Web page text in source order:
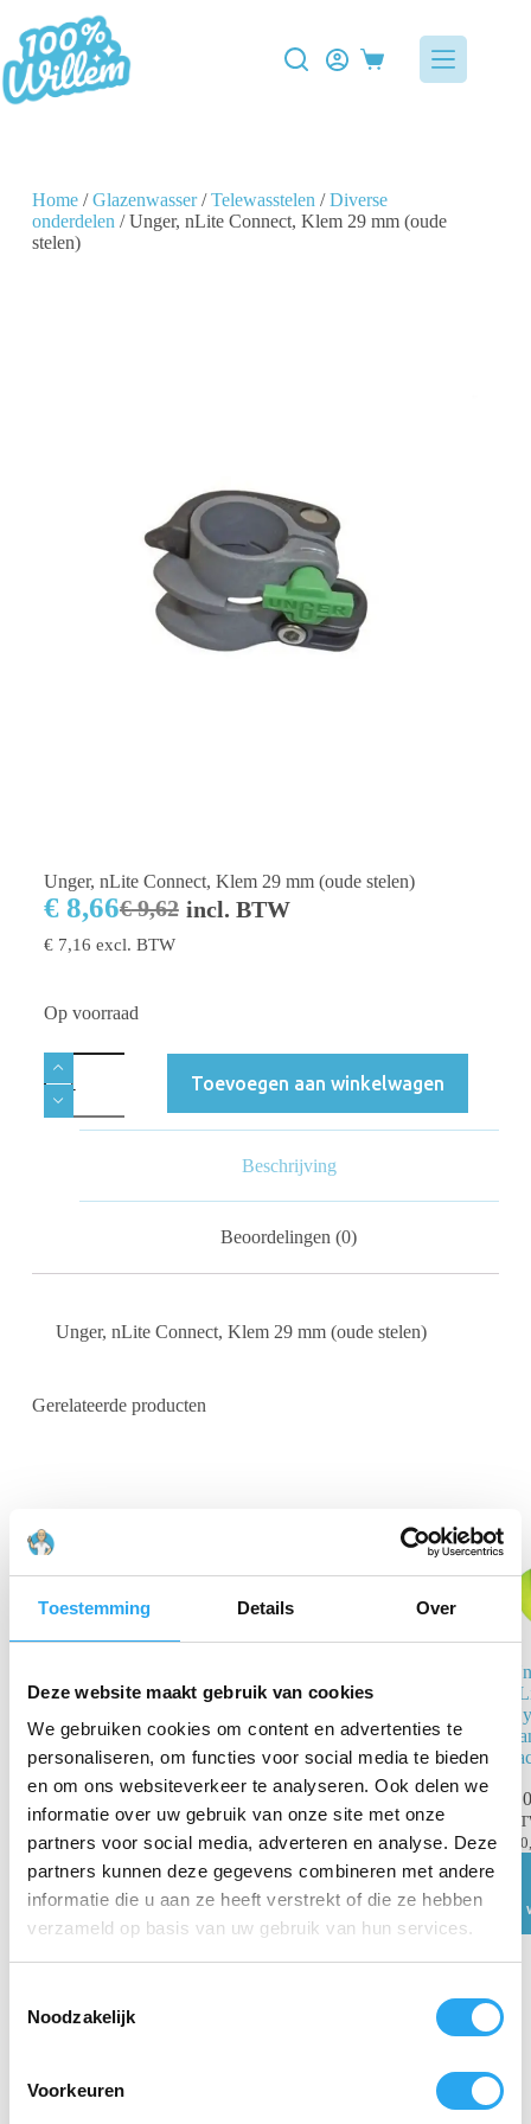
Toestemming Details Over
Deze website maakt gebruik van cookies
We gebruiken cookies om content en advertenties te
personaliseren, om functies voor social media te bieden
en om ons websiteverkeer te analyseren. Ook delen we
informatie over uw gebruik van onze site met onze
partners voor social media, adverteren en analyse. Deze
partners kunnen deze gegevens combineren met andere
informatie die u aan ze heeft verstrekt of die ze hebben
verzameld op basis van uw gebruik van hun services.
Noodzakelijk
Voorkeuren
Home/Glazenwasser/Telewasstelen /Diverse
onderdelen / Unger, nLite Connect, Klem 29 mm (oude
stelen)
Unger, nLite Connect, Klem 29 mm (oude stelen)
€9,62
€8,66 incl. BTW
€7,16 excl. BTW
Op voorraad
Toevoegen aan winkelwagen
Beschrijving
Beoordelingen (0)
Unger, nLite Connect, Klem 29 mm (oude stelen)
Gerelateerde producten
HiFlo nLite
26 mm geel
7,55
6,80
€ 5,62excl. BTW
Toevoegen
aan